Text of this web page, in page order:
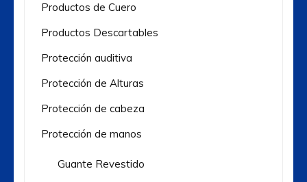
Productos de Cuero
Productos Descartables
Protección auditiva
Protección de Alturas
Protección de cabeza
Protección de manos
Guante Revestido